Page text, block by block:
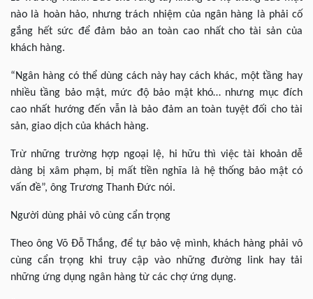
nào là hoàn hảo, nhưng trách nhiệm của ngân hàng là phải cố
gắng hết sức để đảm bảo an toàn cao nhất cho tài sản của
khách hàng.
“Ngân hàng có thể dùng cách này hay cách khác, một tầng hay
nhiều tầng bảo mật, mức độ bảo mật khó… nhưng mục đích
cao nhất hướng đến vẫn là bảo đảm an toàn tuyệt đối cho tài
sản, giao dịch của khách hàng.
Trừ những trường hợp ngoại lệ, hi hữu thì việc tài khoản dễ
dàng bị xâm phạm, bị mất tiền nghĩa là hệ thống bảo mật có
vấn đề”, ông Trương Thanh Đức nói.
Người dùng phải vô cùng cẩn trọng
Theo ông Võ Đỗ Thắng, để tự bảo vệ mình, khách hàng phải vô
cùng cẩn trọng khi truy cập vào những đường link hay tải
những ứng dụng ngân hàng từ các chợ ứng dụng.